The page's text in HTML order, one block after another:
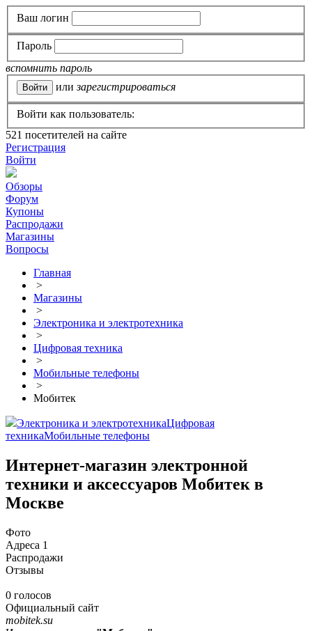
Ваш логин
Пароль
вспомнить пароль
или зарегистрироваться
Войти как пользователь:
521 посетителей на сайте
Регистрация
Войти
Обзоры
Форум
Купоны
Распродажи
Магазины
Вопросы
Главная
>
Магазины
>
Электроника и электротехника
>
Цифровая техника
>
Мобильные телефоны
>
Мобитек
Электроника и электротехникаЦифровая
техникаМобильные телефоны
Интернет-магазин электронной
техники и аксессуаров Мобитек в
Москве
Фото
Адреса 1
Распродажи
Отзывы
0 голосов
Официальный сайт
mobitek.su